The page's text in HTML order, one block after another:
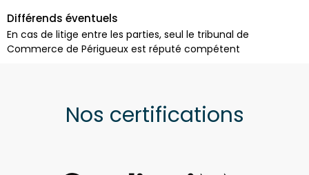
Différends éventuels
En cas de litige entre les parties, seul le tribunal de
Commerce de Périgueux est réputé compétent
Nos certifications